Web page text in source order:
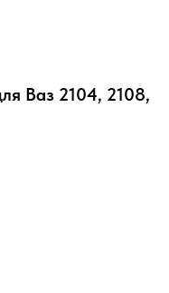
Ваз 2104, 2108,